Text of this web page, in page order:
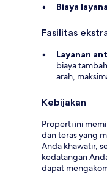
Biaya
Fasilitas
Layanan
biaya
arah,
Kebijakan
Properti ini
dan teras yang
Anda khawatir,
kedatangan
dapat